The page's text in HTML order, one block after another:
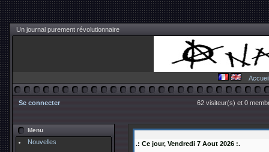
Un journal purement révolutionnaire
Accueil
Se connecter 62 visiteur(s) et 0
Menu
Nouvelles
.: Ce jour, Vendredi 7 Aout 2026 :.